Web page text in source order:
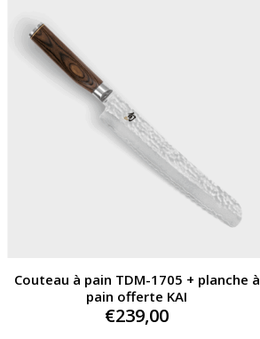
Couteau à pain TDM-1705 + planche à
pain offerte KAI
€239,00